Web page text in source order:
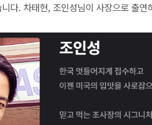
다. 차태현, 조인성님이 사장으로 출